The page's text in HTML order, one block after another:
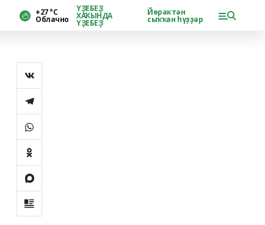
+27 °С
Облачно
ҮҘЕБЕҘ
ХАҠЫНДА
ҮҘЕБЕҘ
Йөрәктән
сыҡҡан һүҙҙәр